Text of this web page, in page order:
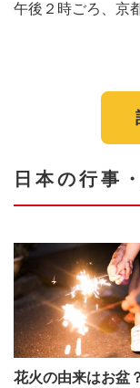
午後２時ごろ、京
日本の行事
花火の由来はお盆